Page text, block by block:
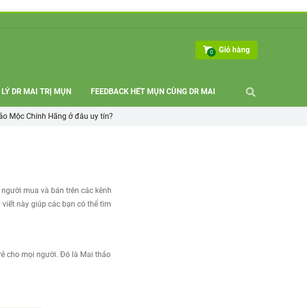
mua và bán trên các kênh
này giúp các bạn có thể tìm
cho mọi người. Đó là Mai thảo
Mộc Chính Hãng ở đâu uy tín?
0 Giỏ hàng
DR MAI TRỊ MỤN FEEDBACK HẾT MỤN CÙNG DR MAI